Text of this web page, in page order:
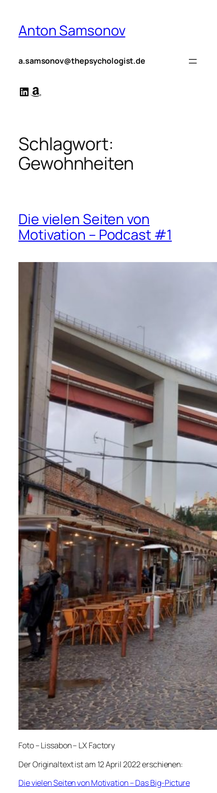
springen
Anton Samsonov
a.samsonov@thepsychologist.de
LinkedIn
Amazon
Schlagwort:
Gewohnheiten
Die vielen Seiten von
Motivation – Podcast #1
Foto – Lissabon – LX Factory
Der Originaltext ist am 12 April 2022 erschienen:
Die vielen Seiten von Motivation – Das Big-Picture